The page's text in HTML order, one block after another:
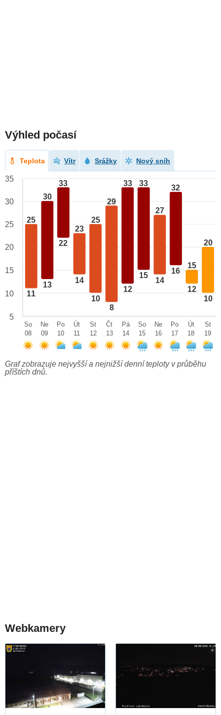
Výhled počasí
Teplota Vítr Srážky Nový sníh
25
11
30
13
33
22
23
14
25
10
29
8
33
12
33
15
27
14
32
16
15
12
20
10
35
30
25
20
15
10
5
So
08
Ne
09
Po
10
Út
11
St
12
Čt
13
Pá
14
So
15
Ne
16
Po
17
Út
18
St
19
Graf zobrazuje nejvyšší a nejnižší denní teploty v průběhu
příštích dnů.
Webkamery